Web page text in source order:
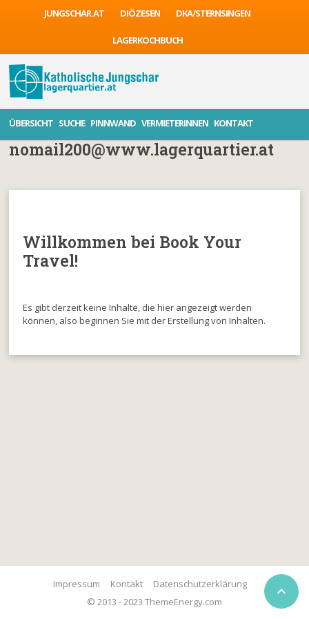
JUNGSCHAR.AT DIÖZESEN DKA/STERNSINGEN
LAGERKOCHBUCH
ÜBERSICHT SUCHE PINNWAND VERMIETERINNEN KONTAKT
nomail200@www.lagerquartier.at
Willkommen bei Book Your
Travel!
Es gibt derzeit keine Inhalte, die hier angezeigt werden
können, also beginnen Sie mit der Erstellung von Inhalten.

© 2013 - 2023 ThemeEnergy.com
Impressum Kontakt Datenschutzerklärung